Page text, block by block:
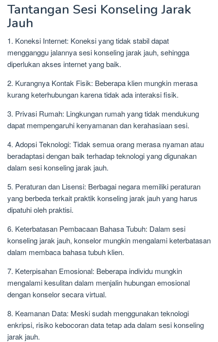
Tantangan Sesi Konseling Jarak
Jauh
1. Koneksi Internet: Koneksi yang tidak stabil dapat
mengganggu jalannya sesi konseling jarak jauh, sehingga
diperlukan akses internet yang baik.
2. Kurangnya Kontak Fisik: Beberapa klien mungkin merasa
kurang keterhubungan karena tidak ada interaksi fisik.
3. Privasi Rumah: Lingkungan rumah yang tidak mendukung
dapat mempengaruhi kenyamanan dan kerahasiaan sesi.
4. Adopsi Teknologi: Tidak semua orang merasa nyaman atau
beradaptasi dengan baik terhadap teknologi yang digunakan
dalam sesi konseling jarak jauh.
5. Peraturan dan Lisensi: Berbagai negara memiliki peraturan
yang berbeda terkait praktik konseling jarak jauh yang harus
dipatuhi oleh praktisi.
6. Keterbatasan Pembacaan Bahasa Tubuh: Dalam sesi
konseling jarak jauh, konselor mungkin mengalami keterbatasan
dalam membaca bahasa tubuh klien.
7. Keterpisahan Emosional: Beberapa individu mungkin
mengalami kesulitan dalam menjalin hubungan emosional
dengan konselor secara virtual.
8. Keamanan Data: Meski sudah menggunakan teknologi
enkripsi, risiko kebocoran data tetap ada dalam sesi konseling
jarak jauh.